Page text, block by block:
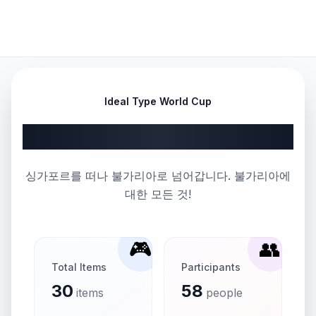
Ideal Type World Cup
싱가포르를 떠나 불가리아로 넘어갑니다. 불가리아에
대한 모든 것!
🎮
Total Items
30 items
👥
Participants
58 people